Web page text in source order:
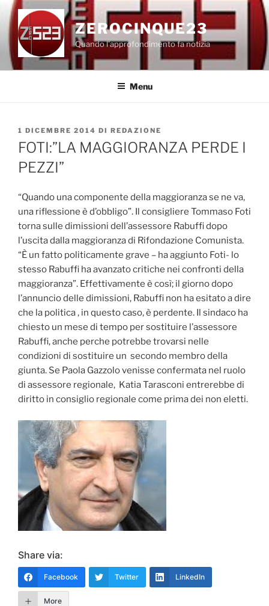
Salta
contenuto
ZEROCINQUE23
Quando l'approfondimento fa notizia
Menu
PUBBLICATO
IL
1 DICEMBRE 2014 DI REDAZIONE
FOTI:”LA MAGGIORANZA PERDE I
PEZZI”
“Quando una componente della maggioranza se ne va,
una riflessione è d’obbligo”. Il consigliere Tommaso Foti
torna sulle dimissioni dell’assessore Rabuffi dopo
l’uscita dalla maggioranza di Rifondazione Comunista.
“È un fatto politicamente grave – ha aggiunto Foti- lo
stesso Rabuffi ha avanzato critiche nei confronti della
maggioranza”. Effettivamente è così; il giorno dopo
l’annuncio delle dimissioni, Rabuffi non ha esitato a dire
che la politica , in questo caso, è perdente. Il sindaco ha
chiesto un mese di tempo per sostituire l’assessore
Rabuffi, anche perche potrebbe trovarsi nelle
condizioni di sostituire un secondo membro della
giunta. Se Paola Gazzolo venisse confermata nel ruolo
di assessore regionale, Katia Tarasconi entrerebbe di
diritto in consiglio regionale come prima dei non eletti.
Share via:
Facebook Twitter LinkedIn
More